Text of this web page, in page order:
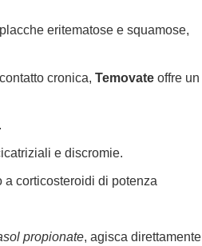
eritematose e squamose,
cronica, Temovateoffre un
e discromie.
corticosteroidi di potenza
propionate, agisca direttamente